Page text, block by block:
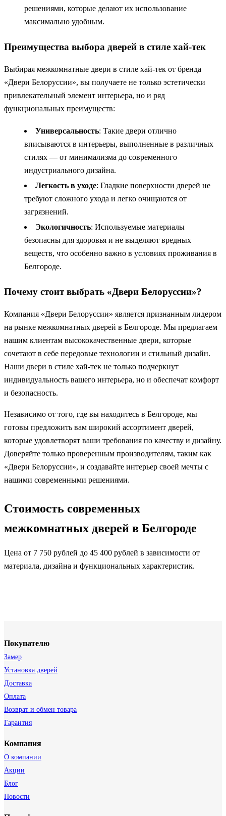
решениями, которые делают их использование
максимально удобным.
Преимущества выбора дверей в стиле хай-тек
Выбирая межкомнатные двери в стиле хай-тек от бренда
«Двери Белоруссии», вы получаете не только эстетически
привлекательный элемент интерьера, но и ряд
функциональных преимуществ:
Универсальность: Такие двери отлично
вписываются в интерьеры, выполненные в различных
стилях — от минимализма до современного
индустриального дизайна.
Легкость в уходе: Гладкие поверхности дверей не
требуют сложного ухода и легко очищаются от
загрязнений.
Экологичность: Используемые материалы
безопасны для здоровья и не выделяют вредных
веществ, что особенно важно в условиях проживания в
Белгороде.
Почему стоит выбрать «Двери Белоруссии»?
Компания «Двери Белоруссии» является признанным лидером
на рынке межкомнатных дверей в Белгороде. Мы предлагаем
нашим клиентам высококачественные двери, которые
сочетают в себе передовые технологии и стильный дизайн.
Наши двери в стиле хай-тек не только подчеркнут
индивидуальность вашего интерьера, но и обеспечат комфорт
и безопасность.
Независимо от того, где вы находитесь в Белгороде, мы
готовы предложить вам широкий ассортимент дверей,
которые удовлетворят ваши требования по качеству и дизайну.
Доверяйте только проверенным производителям, таким как
«Двери Белоруссии», и создавайте интерьер своей мечты с
нашими современными решениями.
Стоимость современных
межкомнатных дверей в Белгороде
Цена от 7 750 рублей до 45 400 рублей в зависимости от
материала, дизайна и функциональных характеристик.
Покупателю
Замер
Установка дверей
Доставка
Оплата
Возврат и обмен товара
Гарантия
Компания
О компании
Акции
Блог
Новости